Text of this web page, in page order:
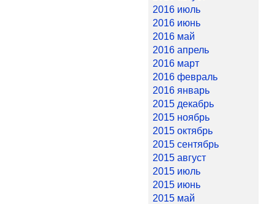
2016 июль
2016 июнь
2016 май
2016 апрель
2016 март
2016 февраль
2016 январь
2015 декабрь
2015 ноябрь
2015 октябрь
2015 сентябрь
2015 август
2015 июль
2015 июнь
2015 май